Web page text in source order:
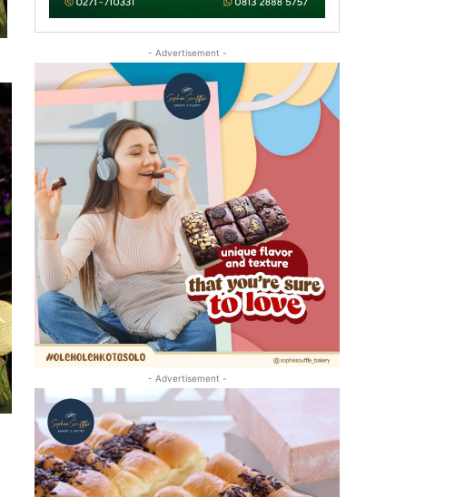
- Advertisement -
- Advertisement -